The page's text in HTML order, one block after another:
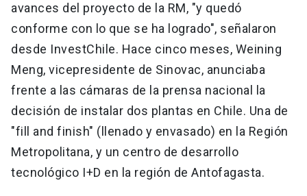
avances del proyecto de la RM, "y quedó
conforme con lo que se ha logrado", señalaron
desde InvestChile. Hace cinco meses, Weining
Meng, vicepresidente de Sinovac, anunciaba
frente a las cámaras de la prensa nacional la
decisión de instalar dos plantas en Chile. Una de
"fill and finish" (llenado y envasado) en la Región
Metropolitana, y un centro de desarrollo
tecnológico I+D en la región de Antofagasta.